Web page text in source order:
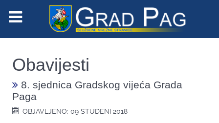
Obavijesti
8. sjednica Gradskog vijeća Grada
Paga
OBJAVLJENO: 09 STUDENI 2018